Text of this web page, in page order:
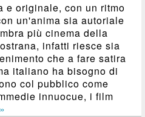
e originale, con un ritmo
un'anima sia autoriale
più cinema della
infatti riesce sia
che a fare satira
italiano ha bisogno di
col pubblico come
innuocue, i film